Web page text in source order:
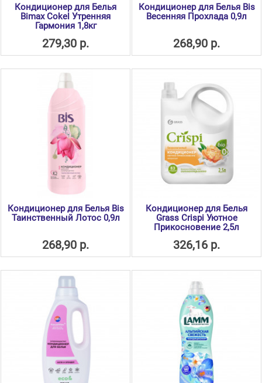
Кондиционер для Белья
Bimax Cokel Утренняя
Гармония 1,8кг
279,30 р.
Кондиционер для Белья Bis
Весенняя Прохлада 0,9л
268,90 р.
Кондиционер для Белья Bis
Таинственный Лотос 0,9л
268,90 р.
Кондиционер для Белья
Grass Crispi Уютное
Прикосновение 2,5л
326,16 р.